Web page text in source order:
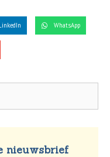
WhatsApp
nieuwsbrief